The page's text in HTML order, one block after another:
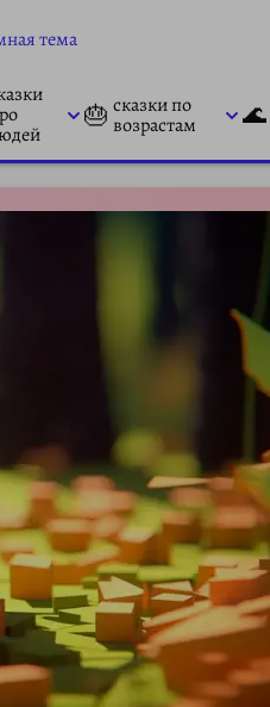
тема
🎂 сказки по
возрастам 🌊